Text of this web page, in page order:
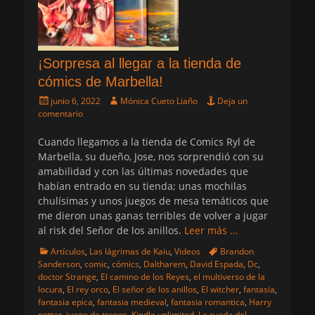
¡Sorpresa al llegar a la tienda de
cómics de Marbella!
Publicado
el
junio 6, 2022 AutorMónica Cueto Liaño
Deja un
comentario
Cuando llegamos a la tienda de Comics Ryl de
Marbella, su dueño, Jose, nos sorprendió con su
amabilidad y con las últimas novedades que
habían entrado en su tienda; unas mochilas
chulísimas y unos juegos de mesa temáticos que
me dieron unas ganas terribles de volver a jugar
al risk del Señor de los anillos. Leer más …
Categorias
Artículos, Las lágrimas de Kaiu, Videos Etiquetas
Brandon
Sanderson, comic, cómics, Daltharem, David Espada, Dc,
doctor Strange, El camino de los Reyes, el multiverso de la
locura, El rey orco, El señor de los anillos, El witcher, fantasía,
fantasia epica, fantasia medieval, fantasia romantica, Harry